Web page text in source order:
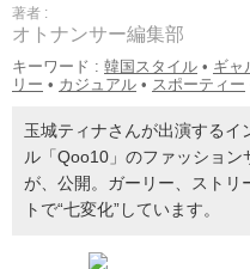
著者 :
オトナンサー編集部
キーワード : 韓国スタイル • ギャ
リー • カジュアル • スポーティー
玉城ティナさんが出演するイ
ル「Qoo10」のファッショ
が、公開。ガーリー、ストリ
トで“七変化”しています。